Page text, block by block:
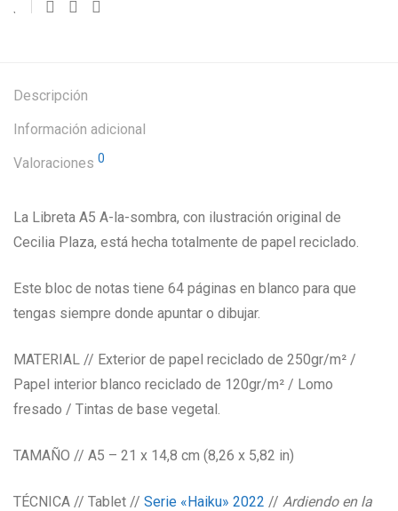
Descripción
Información adicional
Valoraciones 0
La Libreta A5 A-la-sombra, con ilustración original de
Cecilia Plaza, está hecha totalmente de papel reciclado.
Este bloc de notas tiene 64 páginas en blanco para que
tengas siempre donde apuntar o dibujar.
MATERIAL // Exterior de papel reciclado de 250gr/m² /
Papel interior blanco reciclado de 120gr/m² / Lomo
fresado / Tintas de base vegetal.
TAMAÑO // A5 – 21 x 14,8 cm (8,26 x 5,82 in)
TÉCNICA // Tablet // Serie «Haiku» 2022 // Ardiendo en la